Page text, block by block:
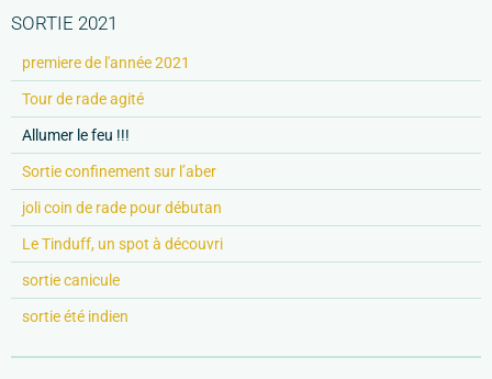
SORTIE 2021
premiere de l'année 2021
Tour de rade agité
Allumer le feu !!!
Sortie confinement sur l’aber
joli coin de rade pour débutan
Le Tinduff, un spot à découvri
sortie canicule
sortie été indien